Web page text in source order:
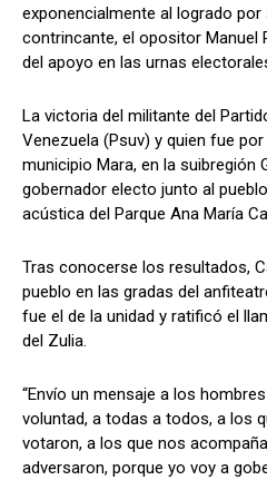
exponencialmente al logrado
contrincante, el opositor Manuel
del apoyo en las urnas
La victoria del militante del
Venezuela (Psuv) y quien fue
municipio Mara, en la suibregión
gobernador electo junto al
acústica del Parque Ana María
Tras conocerse los resultados,
pueblo en las gradas del
fue el de la unidad y ratificó el
del Zulia.
“Envío un mensaje a los
voluntad, a todas a todos, a los
votaron, a los que nos
adversaron, porque yo voy a